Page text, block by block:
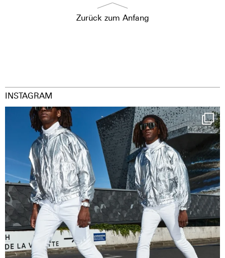
Zurück zum Anfang
INSTAGRAM
Happy Streetparade everybody
Music in...
36
2